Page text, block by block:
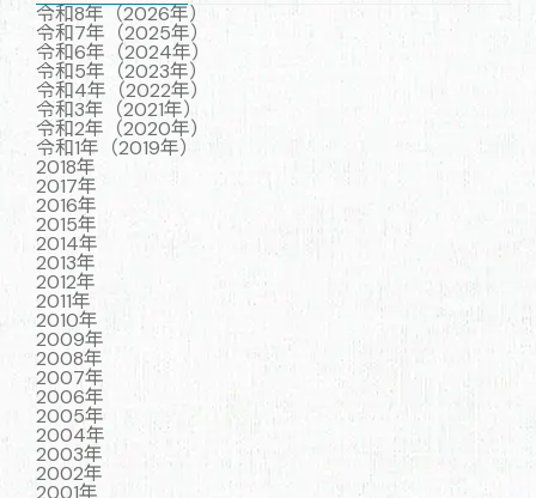
令和8年（2026年）
令和7年（2025年）
令和6年（2024年）
令和5年（2023年）
令和4年（2022年）
令和3年（2021年）
令和2年（2020年）
令和1年（2019年）
2018年
2017年
2016年
2015年
2014年
2013年
2012年
2011年
2010年
2009年
2008年
2007年
2006年
2005年
2004年
2003年
2002年
2001年